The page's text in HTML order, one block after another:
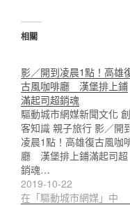
相關
影／開到凌晨1點！高雄
古風咖啡廳 漢堡排上鋪
滿起司超銷魂
驅動城市網媒新聞文化 創
客知識 親子旅行 影／開
凌晨1點！高雄復古風咖
廳 漢堡排上鋪滿起司超
銷魂…
2019-10-22
在「驅動城市網媒」中